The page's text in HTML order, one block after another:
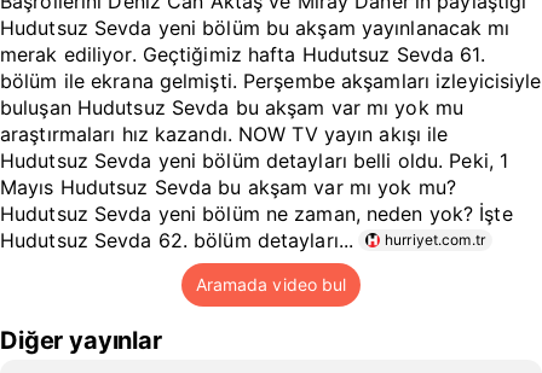
Hudutsuz Sevda yeni bölüm bu akşam yayınlanacak mı
merak ediliyor. Geçtiğimiz hafta Hudutsuz Sevda 61.
bölüm ile ekrana gelmişti. Perşembe akşamları izleyicisiyle
buluşan Hudutsuz Sevda bu akşam var mı yok mu
araştırmaları hız kazandı. NOW TV yayın akışı ile
Hudutsuz Sevda yeni bölüm detayları belli oldu. Peki, 1
Mayıs Hudutsuz Sevda bu akşam var mı yok mu?
Hudutsuz Sevda yeni bölüm ne zaman, neden yok? İşte
Hudutsuz Sevda 62. bölüm detayları...
hurriyet.com.tr
Aramada video bul
Diğer yayınlar